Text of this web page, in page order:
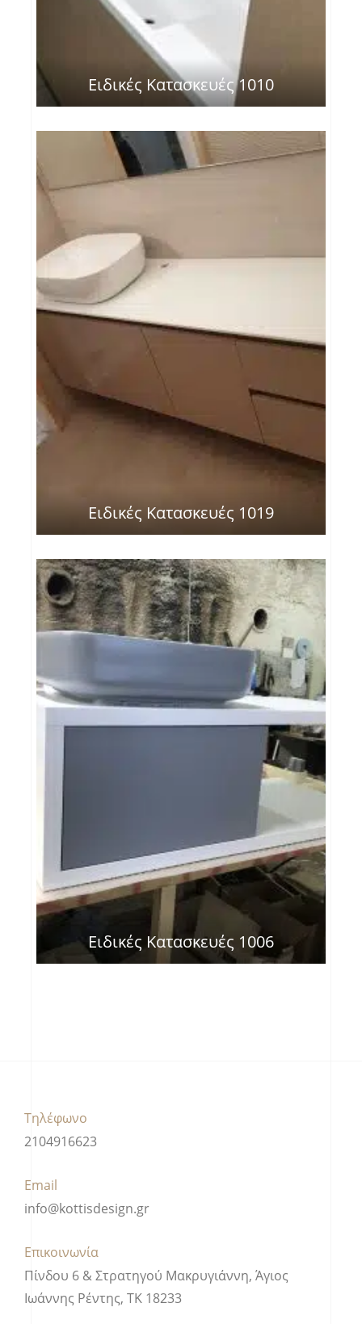
Ειδικές Κατασκευές 1010
Ειδικές Κατασκευές 1019
Ειδικές Κατασκευές 1006
Τηλέφωνο
2104916623
Email
info@kottisdesign.gr
Επικοινωνία
Πίνδου 6 & Στρατηγού Μακρυγιάννη, Άγιος
Ιωάννης Ρέντης, ΤΚ 18233